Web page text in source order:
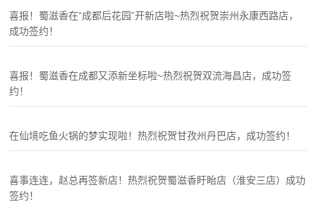
喜报！蜀滋香在“成都后花园”开新店啦~热烈祝贺崇州永康西路店，
成功签约！
喜报！蜀滋香在成都又添新坐标啦~热烈祝贺双流海昌店，成功签
约！
在仙境吃鱼火锅的梦实现啦！热烈祝贺甘孜州丹巴店，成功签约！
喜事连连，赵总再签新店！热烈祝贺蜀滋香盱眙店（淮安三店）成功
签约！